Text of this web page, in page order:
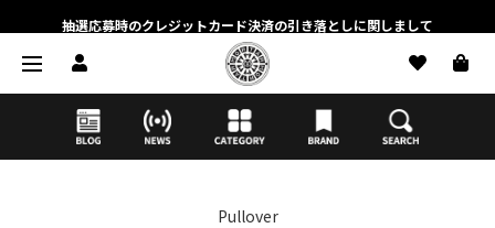
抽選応募時のクレジットカード決済の引き落としに関しまして
【応募前に必ずお読みください】抽選応募に関する注意事項
MORTAR ONLINE STOREの会員に関しまして
Pullover